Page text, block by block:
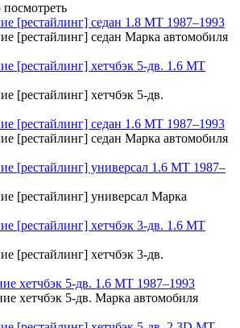
[рестайлинг] седан 1.8 MT 1987–1993
[рестайлинг] седан Марка автомобиля
[рестайлинг] хетчбэк 5-дв. 1.6 MT
[рестайлинг] хетчбэк 5-дв.
[рестайлинг] седан 1.6 MT 1987–1993
[рестайлинг] седан Марка автомобиля
[рестайлинг] универсал 1.6 MT 1987–
[рестайлинг] универсал Марка
[рестайлинг] хетчбэк 3-дв. 1.6 MT
[рестайлинг] хетчбэк 3-дв.
хетчбэк 5-дв. 1.6 MT 1987–1993
хетчбэк 5-дв. Марка автомобиля